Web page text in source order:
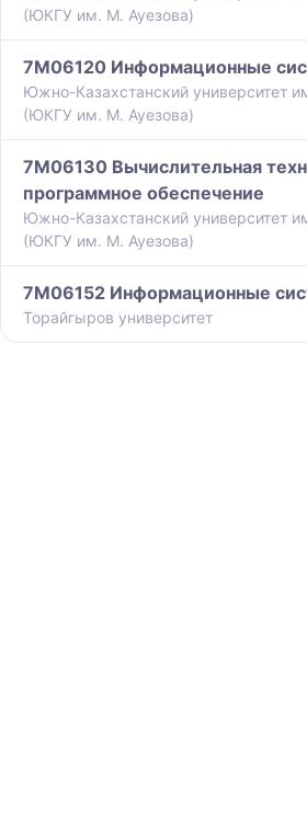
(ЮКГУ им. М. Ауезова)
7M06120 Информационные
Южно-Казахстанский университет
(ЮКГУ им. М. Ауезова)
7M06130 Вычислительная
программное обеспечение
Южно-Казахстанский университет
(ЮКГУ им. М. Ауезова)
7M06152 Информационные
Торайгыров университет